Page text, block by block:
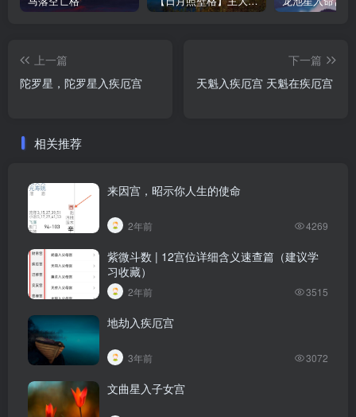
上一篇
陀罗星，陀罗星入疾厄宫
下一篇
相关推荐
来因宫，昭示你人生的使命
2年前 4269
紫微斗数 | 12宫位详细含义速查篇（建议学
习收藏）
2年前 3515
地劫入疾厄宫
3年前 3072
文曲星入子女宫